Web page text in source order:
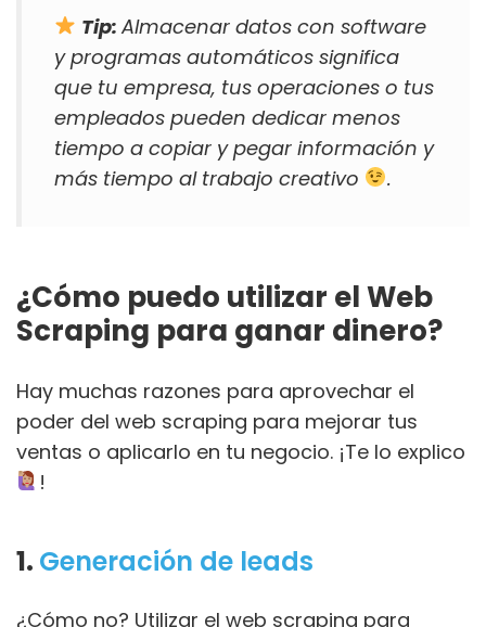
Tip: Almacenar datos con software
y programas automáticos significa
que tu empresa, tus operaciones o tus
empleados pueden dedicar menos
tiempo a copiar y pegar información y
más tiempo al trabajo creativo
.
¿Cómo puedo utilizar el Web
Scraping para ganar dinero?
Hay muchas razones para aprovechar el
poder del web scraping para mejorar tus
ventas o aplicarlo en tu negocio. ¡Te lo explico
!
1. Generación de leads
¿Cómo no? Utilizar el web scraping para